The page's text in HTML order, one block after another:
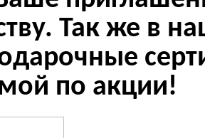
Так же в
по акции!